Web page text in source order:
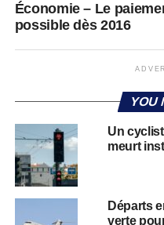
Économie – Le
possible dès 2016
YOU
Un
meurt
Départs
verte